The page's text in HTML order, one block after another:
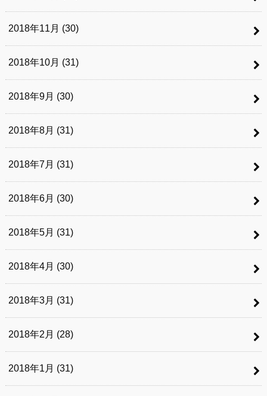
2018年11月 (30)
2018年10月 (31)
2018年9月 (30)
2018年8月 (31)
2018年7月 (31)
2018年6月 (30)
2018年5月 (31)
2018年4月 (30)
2018年3月 (31)
2018年2月 (28)
2018年1月 (31)